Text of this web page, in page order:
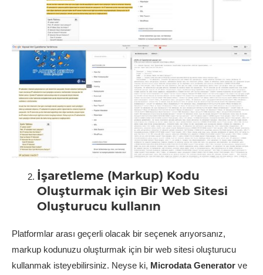
İşaretleme (Markup) Kodu
Oluşturmak için Bir Web Sitesi
Oluşturucu kullanın
Platformlar arası geçerli olacak bir seçenek arıyorsanız,
markup kodunuzu oluşturmak için bir web sitesi oluşturucu
kullanmak isteyebilirsiniz. Neyse ki, Microdata Generator ve